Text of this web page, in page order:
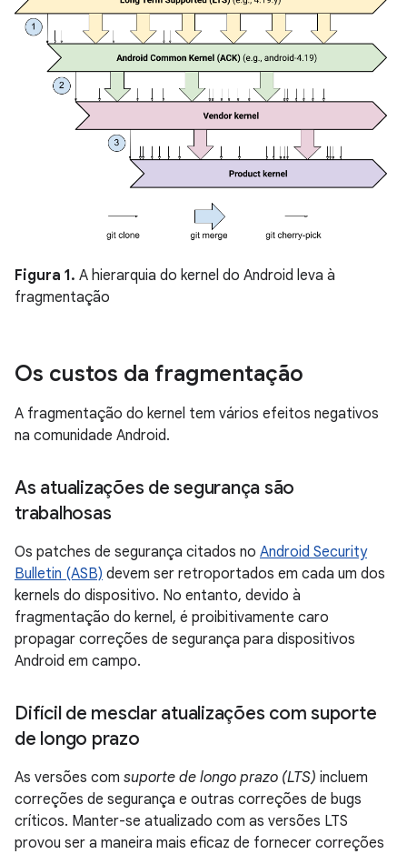
Figura 1. A hierarquia do kernel do Android leva à
fragmentação
Os custos da fragmentação
A fragmentação do kernel tem vários efeitos negativos
na comunidade Android.
As atualizações de segurança são
trabalhosas
Os patches de segurança citados no Android Security
Bulletin (ASB) devem ser retroportados em cada um dos
kernels do dispositivo. No entanto, devido à
fragmentação do kernel, é proibitivamente caro
propagar correções de segurança para dispositivos
Android em campo.
Difícil de mesclar atualizações com suporte
de longo prazo
As versões com suporte de longo prazo (LTS) incluem
correções de segurança e outras correções de bugs
críticos. Manter-se atualizado com as versões LTS
provou ser a maneira mais eficaz de fornecer correções